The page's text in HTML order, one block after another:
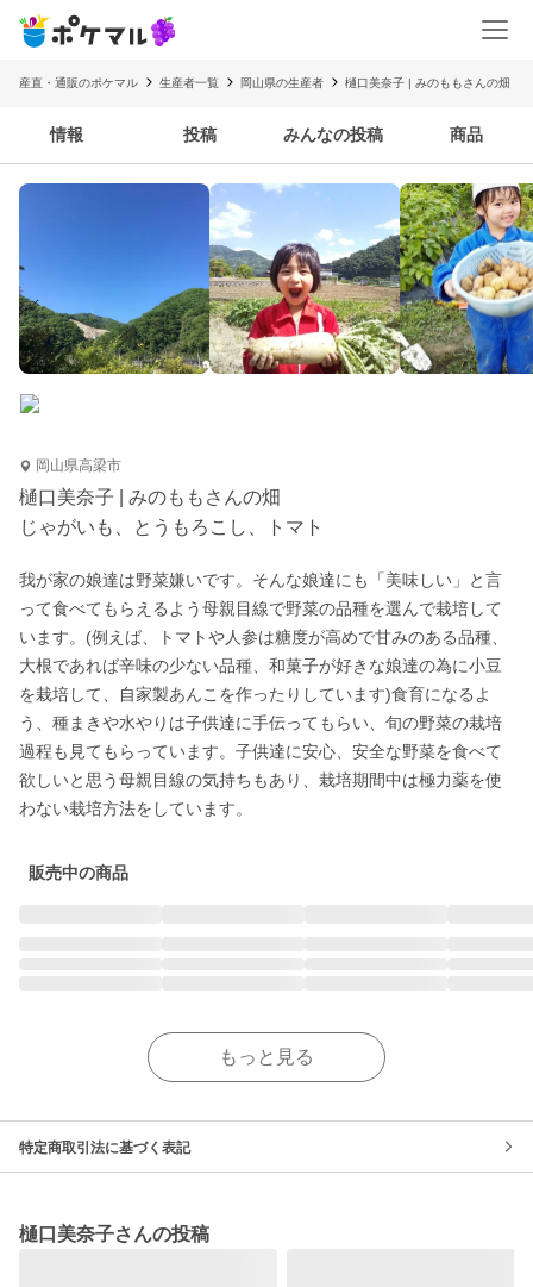
産直・通販のポケマル 生産者一覧 岡山県の生産者 樋口美奈子 | みのももさんの畑
情報 投稿 みんなの投稿 商品
岡山県高梁市
樋口美奈子 | みのももさんの畑
じゃがいも、とうもろこし、トマト
我が家の娘達は野菜嫌いです。そんな娘達にも「美味しい」と言
って食べてもらえるよう母親目線で野菜の品種を選んで栽培して
います。(例えば、トマトや人参は糖度が高めで甘みのある品種、
大根であれば辛味の少ない品種、和菓子が好きな娘達の為に小豆
を栽培して、自家製あんこを作ったりしています)食育になるよ
う、種まきや水やりは子供達に手伝ってもらい、旬の野菜の栽培
過程も見てもらっています。子供達に安心、安全な野菜を食べて
欲しいと思う母親目線の気持ちもあり、栽培期間中は極力薬を使
わない栽培方法をしています。
販売中の商品
もっと見る
特定商取引法に基づく表記
樋口美奈子さんの投稿